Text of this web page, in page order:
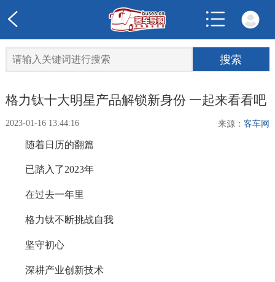
格力钛十大明星产品解锁新身份 一起来看看吧
2023-01-16 13:44:16 来源：客车网
随着日历的翻篇
已踏入了2023年
在过去一年里
格力钛不断挑战自我
坚守初心
深耕产业创新技术